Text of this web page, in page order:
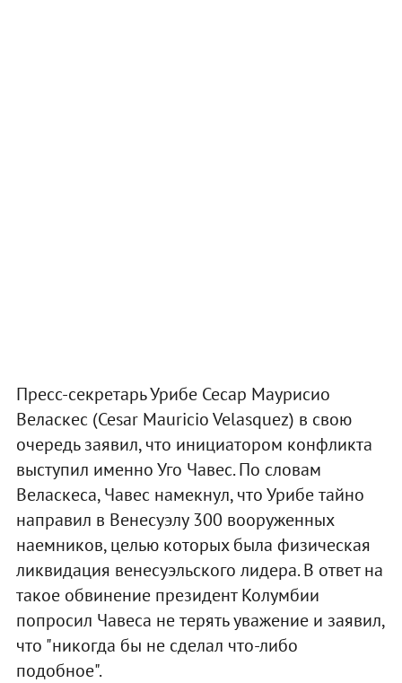
Пресс-секретарь Урибе Сесар Маурисио
Веласкес (Cesar Mauricio Velasquez) в свою
очередь заявил, что инициатором конфликта
выступил именно Уго Чавес. По словам
Веласкеса, Чавес намекнул, что Урибе тайно
направил в Венесуэлу 300 вооруженных
наемников, целью которых была физическая
ликвидация венесуэльского лидера. В ответ на
такое обвинение президент Колумбии
попросил Чавеса не терять уважение и заявил,
что "никогда бы не сделал что-либо
подобное".